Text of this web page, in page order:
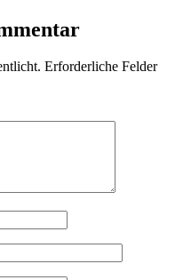
Erforderliche Felder